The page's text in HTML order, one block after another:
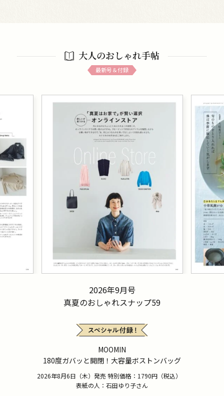
大人のおしゃれ手帖
最新号＆付録
2026年9月号
真夏のおしゃれスナップ59
MOOMIN
180度ガバッと開閉！大容量ボストンバッグ
2026年8月6日（木）発売 特別価格：1790円（税込）
表紙の人：石田ゆり子さん